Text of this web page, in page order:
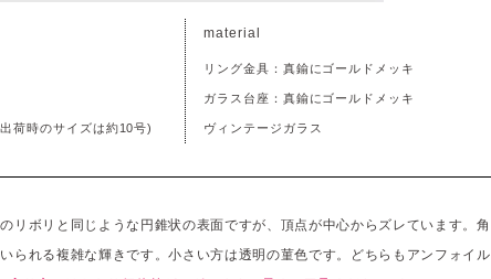
荷時のサイズは約10号)
material
リング金具：真鍮にゴールドメッキ
ガラス台座：真鍮にゴールドメッキ
ヴィンテージガラス
リボリと同じような円錐状の表面ですが、頂点が中心からズレています。角
られる複雑な輝きです。小さい方は透明の菫色です。どちらもアンフォイル